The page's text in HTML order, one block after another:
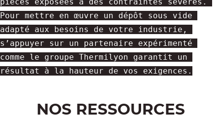
Pour mettre en œuvre un dépôt sous vide
adapté aux besoins de votre industrie,
s’appuyer sur un partenaire expérimenté
comme le groupe Thermilyon garantit un
résultat à la hauteur de vos exigences.
NOS RESSOURCES